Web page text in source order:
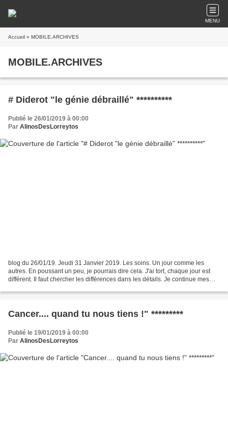
MENU
Accueil » MOBILE.ARCHIVES
MOBILE.ARCHIVES
# Diderot "le génie débraillé" **********
Publié le 26/01/2019 à 00:00
Par AlinosDesLorreytos
blog du 26/01/19. Jeudi 31 Janvier 2019. Les soins. Un jour comme les
autres. En poussant un peu, je pourrais dire cela. J'ai tort, chaque jour est
différent. Il faut chercher les différences dans les détails. Je continue mes
Cancer.... quand tu nous tiens !" *********
Publié le 19/01/2019 à 00:00
Par AlinosDesLorreytos